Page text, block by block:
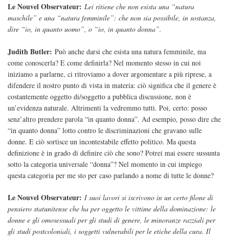
Le Nouvel Observateur: Lei ritiene che non esista una “natura
maschile” e una “natura femminile”: che non sia possibile, in sostanza,
dire “io, in quanto uomo”, o “io, in quanto donna”.
Judith Butler: Può anche darsi che esista una natura femminile, ma
come conoscerla? E come definirla? Nel momento stesso in cui noi
iniziamo a parlarne, ci ritroviamo a dover argomentare a più riprese, a
difendere il nostro punto di vista in materia: ciò significa che il genere è
costantemente oggetto di/soggetto a pubblica discussione, non è
un’evidenza naturale. Altrimenti la vedremmo tutti. Poi, certo: posso
senz’altro prendere parola “in quanto donna”. Ad esempio, posso dire che
“in quanto donna” lotto contro le discriminazioni che gravano sulle
donne. E ciò sortisce un incontestabile effetto politico. Ma questa
definizione è in grado di definire ciò che sono? Potrei mai essere sussunta
sotto la categoria universale “donna”? Nel momento in cui impiego
questa categoria per me sto per caso parlando a nome di tutte le donne?
Le Nouvel Observateur: I suoi lavori si iscrivono in un certo filone di
pensiero statunitense che ha per oggetto le vittime della dominazione: le
donne e gli omosessuali per gli studi di genere, le minoranze razziali per
gli studi postcoloniali, i soggetti vulnerabili per le etiche della cura. Il